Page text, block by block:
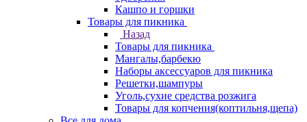
Кашпо и горшки
Товары для пикника
Назад
Товары для пикника
Мангалы,барбекю
Наборы аксессуаров для пикника
Решетки,шампуры
Уголь,сухие средства розжига
Товары для копчения(коптильня,щепа)